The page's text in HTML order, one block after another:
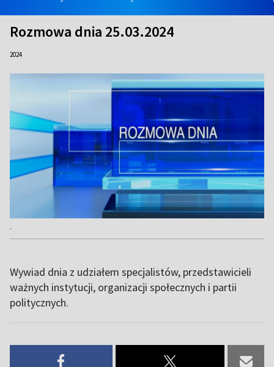
Rozmowa dnia 25.03.2024
2024
.
Wywiad dnia z udziałem specjalistów, przedstawicieli
ważnych instytucji, organizacji społecznych i partii
politycznych.